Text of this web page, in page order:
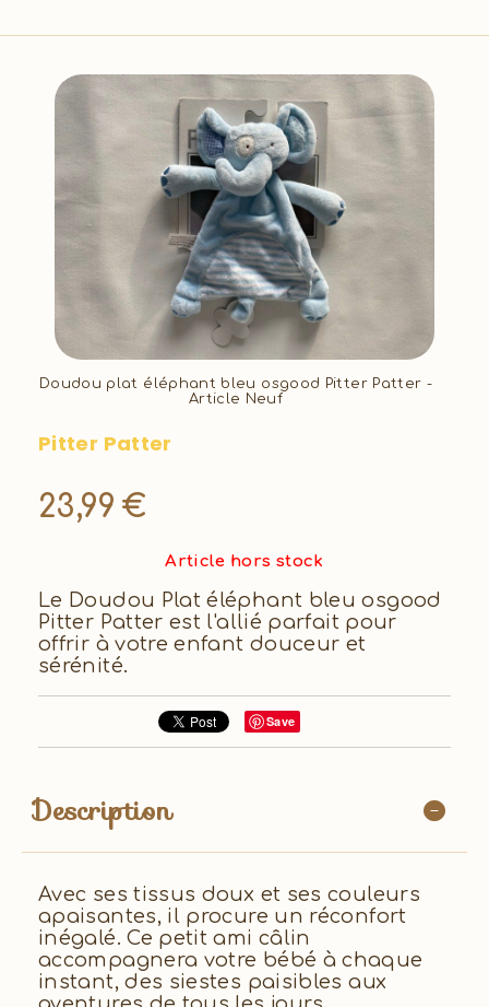
Doudou plat éléphant bleu osgood Pitter Patter -
Article Neuf
Pitter Patter
23,99 €
Article hors stock
Le Doudou Plat éléphant bleu osgood
Pitter Patter est l'allié parfait pour
offrir à votre enfant douceur et
sérénité.
Save
Description
Avec ses tissus doux et ses couleurs
apaisantes, il procure un réconfort
inégalé. Ce petit ami câlin
accompagnera votre bébé à chaque
instant, des siestes paisibles aux